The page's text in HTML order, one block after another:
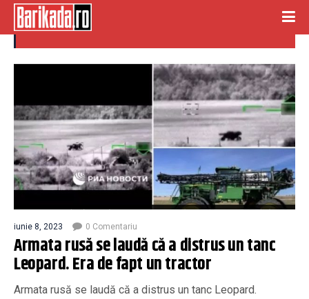
TANC LEOPARD
iunie 8, 2023 0 Comentariu
Armata rusă se laudă că a distrus un tanc
Leopard. Era de fapt un tractor
Armata rusă se laudă că a distrus un tanc Leopard.